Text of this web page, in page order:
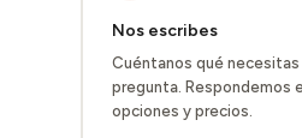
Nos escribes
Cuéntanos qué
pregunta. Respondemos
opciones y precios.